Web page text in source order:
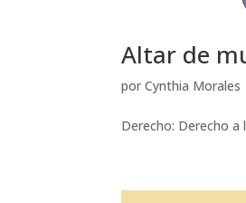
Altar de
porCynthia Morales
Derecho: Derecho a